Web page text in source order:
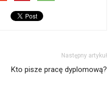
Następny artykuł
Kto pisze pracę dyplomową?